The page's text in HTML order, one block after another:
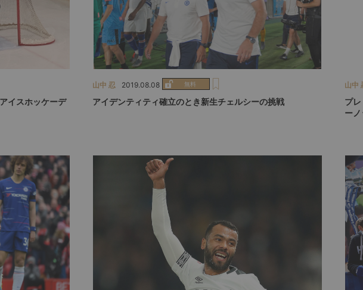
イスホッケーデ
山中 忍 2019.08.08
アイデンティティ確立のとき新生チェルシーの挑戦
山中
プ
ーノ